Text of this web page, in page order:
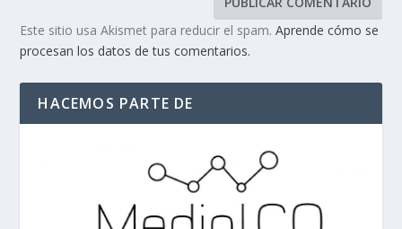
Este sitio usa Akismet para reducir el spam.Aprende cómo se
procesan los datos de tus comentarios.
HACEMOS PARTE DE